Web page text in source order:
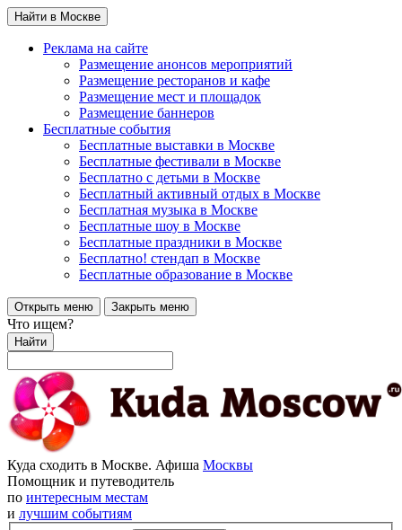
Найти в Москве
Реклама на сайте
Размещение анонсов мероприятий
Размещение ресторанов и кафе
Размещение мест и площадок
Размещение баннеров
Бесплатные события
Бесплатные выставки в Москве
Бесплатные фестивали в Москве
Бесплатно с детьми в Москве
Бесплатный активный отдых в Москве
Бесплатная музыка в Москве
Бесплатные шоу в Москве
Бесплатные праздники в Москве
Бесплатно! стендап в Москве
Бесплатные образование в Москве
Открыть меню Закрыть меню
Что ищем?
Найти
Куда сходить в Москве. Афиша Москвы
Помощник и путеводитель
по интересным местам
и лучшим событиям